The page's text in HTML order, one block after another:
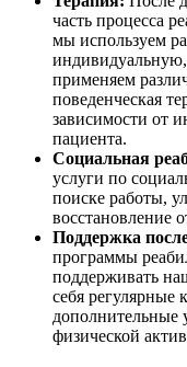
часть процесса
мы используем
применяем
поведенческая
зависимости от
пациента.
Социальная
услуги по
поиске работы,
восстановление
Поддержка
программы
поддерживать
себя регулярные
дополнительные
физической